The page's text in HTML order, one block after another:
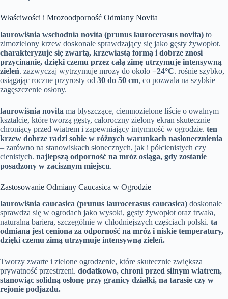
Właściwości i Mrozoodporność Odmiany Novita
laurowiśnia wschodnia novita (prunus laurocerasus novita) to
zimozielony krzew doskonale sprawdzający się jako gęsty żywopłot.
charakteryzuje się zwartą, krzewiastą formą i dobrze znosi
przycinanie, dzięki czemu przez całą zimę utrzymuje intensywną
zieleń. zazwyczaj wytrzymuje mrozy do około −24°C. rośnie szybko,
osiągając roczne przyrosty od 30 do 50 cm, co pozwala na szybkie
zagęszczenie osłony.
laurowiśnia novita ma błyszczące, ciemnozielone liście o owalnym
kształcie, które tworzą gęsty, całoroczny zielony ekran skutecznie
chroniący przed wiatrem i zapewniający intymność w ogrodzie. ten
krzew dobrze radzi sobie w różnych warunkach nasłonecznienia
– zarówno na stanowiskach słonecznych, jak i półcienistych czy
cienistych. najlepszą odporność na mróz osiąga, gdy zostanie
posadzony w zacisznym miejscu.
Zastosowanie Odmiany Caucasica w Ogrodzie
laurowiśnia caucasica (prunus laurocerasus caucasica) doskonale
sprawdza się w ogrodach jako wysoki, gęsty żywopłot oraz trwała,
naturalna bariera, szczególnie w chłodniejszych częściach polski. ta
odmiana jest ceniona za odporność na mróz i niskie temperatury,
dzięki czemu zimą utrzymuje intensywną zieleń.
Tworzy zwarte i zielone ogrodzenie, które skutecznie zwiększa
prywatność przestrzeni. dodatkowo, chroni przed silnym wiatrem,
stanowiąc solidną osłonę przy granicy działki, na tarasie czy w
rejonie podjazdu.